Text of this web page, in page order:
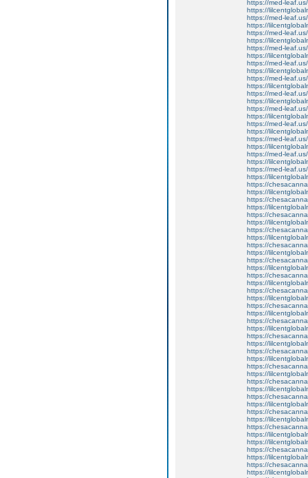
https://med-leaf.us/
https://
https://med-leaf.us/
https://
https://med-leaf.us/
https://
https://med-leaf.us/
https://
https://med-leaf.us/
https://
https://med-leaf.us/
https://
https://med-leaf.us/
https://
https://med-leaf.us/
https://
https://med-leaf.us/
https://
https://med-leaf.us/
https://
https://med-leaf.us/
https://
https://med-leaf.us/
https://
https://
https://
https://
https://
https://
https://
https://
https://
https://
https://
https://
https://
https://
https://
https://
https://
https://
https://
https://
https://
https://
https://
https://
https://
https://
https://
https://
https://
https://
https://
https://
https://
https://
https://
https://
https://
https://
https://
https://